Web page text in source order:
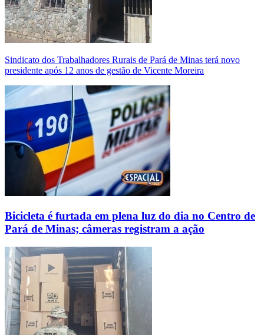
Sindicato dos Trabalhadores Rurais de Pará de Minas terá novo
presidente após 12 anos de gestão de Vicente Moreira
Bicicleta é furtada em plena luz do dia no Centro de
Pará de Minas; câmeras registram a ação